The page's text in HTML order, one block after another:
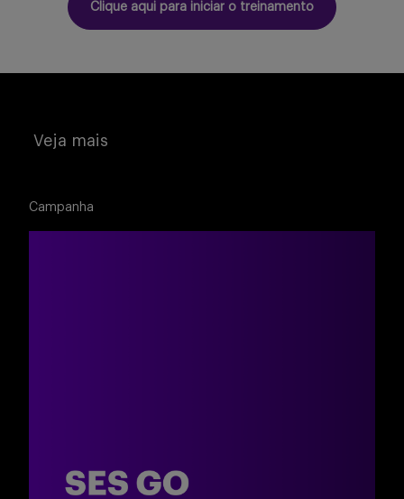
Clique aqui para iniciar o treinamento
Veja mais
Campanha